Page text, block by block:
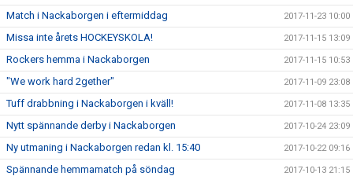
Match i Nackaborgen i eftermiddag 2017-11-23 10:00
Missa inte årets HOCKEYSKOLA! 2017-11-15 13:09
Rockers hemma i Nackaborgen 2017-11-15 10:53
"We work hard 2gether" 2017-11-09 23:08
Tuff drabbning i Nackaborgen i kväll! 2017-11-08 13:35
Nytt spännande derby i Nackaborgen 2017-10-24 23:09
Ny utmaning i Nackaborgen redan kl. 15:40 2017-10-22 09:16
Spännande hemmamatch på söndag 2017-10-13 21:15